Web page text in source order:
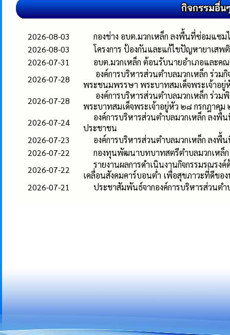
2026-08-03
กองช่าง อบต.มวกเหล็ก ลงพื้นที่ซ่อมแซ
2026-08-03
โครงการ ป้องกันและแก้ไขปัญหายาเสพ
2026-07-31
อบต.มวกเหล็ก ต้อนรับนายอำเภอและค
2026-07-28
องค์การบริหารส่วนตำบลมวกเหล็ก ร่ว
พระชนมพรรษา พระบาทสมเด็จพระเจ้าอ
2026-07-28
องค์การบริหารส่วนตำบลมวกเหล็ก ร่ว
พระบาทสมเด็จพระเจ้าอยู่หัว ๒๘ กรกฎาค
2026-07-24
องค์การบริหารส่วนตำบลมวกเหล็ก ลง
ประชาชน
2026-07-23
องค์การบริหารส่วนตำบลมวกเหล็ก ลงพื้
2026-07-22
กองทุนพัฒนาบทบาทสตรีตำบลมวกเหล็ก
2026-07-22
รายงานผลการดำเนินงานกิจกรรมรณร
เคลื่อนสังคมคาร์บอนต่ำ เพื่อสุขภาวะที่ดีขอ
2026-07-21
ประชาสัมพันธ์จากองค์การบริหารส่วนต